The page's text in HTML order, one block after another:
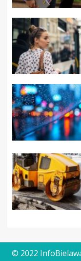
© 2022